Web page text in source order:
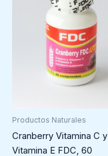
Productos Naturales
Cranberry Vitamina C y
Vitamina E FDC, 60